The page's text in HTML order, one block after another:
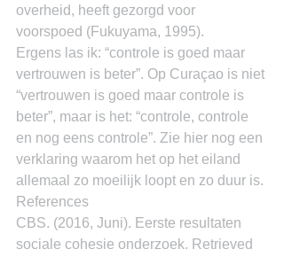
overheid, heeft gezorgd voor
voorspoed (Fukuyama, 1995).
Ergens las ik: “controle is goed maar
vertrouwen is beter”. Op Curaçao is niet
“vertrouwen is goed maar controle is
beter”, maar is het: “controle, controle
en nog eens controle”. Zie hier nog een
verklaring waarom het op het eiland
allemaal zo moeilijk loopt en zo duur is.
References
CBS. (2016, Juni). Eerste resultaten
sociale cohesie onderzoek. Retrieved